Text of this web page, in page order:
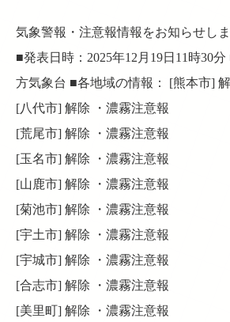
気象警報・注意報情報をお知らせしま
■発表日時：2025年12月19日11時30
方気象台 ■各地域の情報： [熊本市]
[八代市] 解除 ・濃霧注意報
[荒尾市] 解除 ・濃霧注意報
[玉名市] 解除 ・濃霧注意報
[山鹿市] 解除 ・濃霧注意報
[菊池市] 解除 ・濃霧注意報
[宇土市] 解除 ・濃霧注意報
[宇城市] 解除 ・濃霧注意報
[合志市] 解除 ・濃霧注意報
[美里町] 解除 ・濃霧注意報